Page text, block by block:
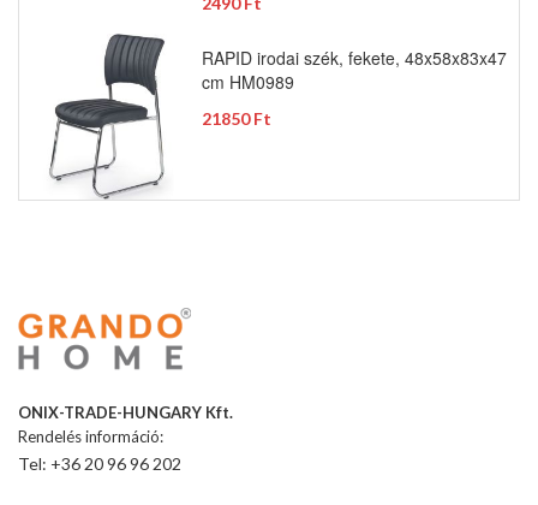
RAPID irodai szék, fekete, 48x58x83x47
cm HM0989
21850 Ft
ONIX-TRADE-HUNGARY Kft.
Rendelés információ:
Tel: +36 20 96 96 202